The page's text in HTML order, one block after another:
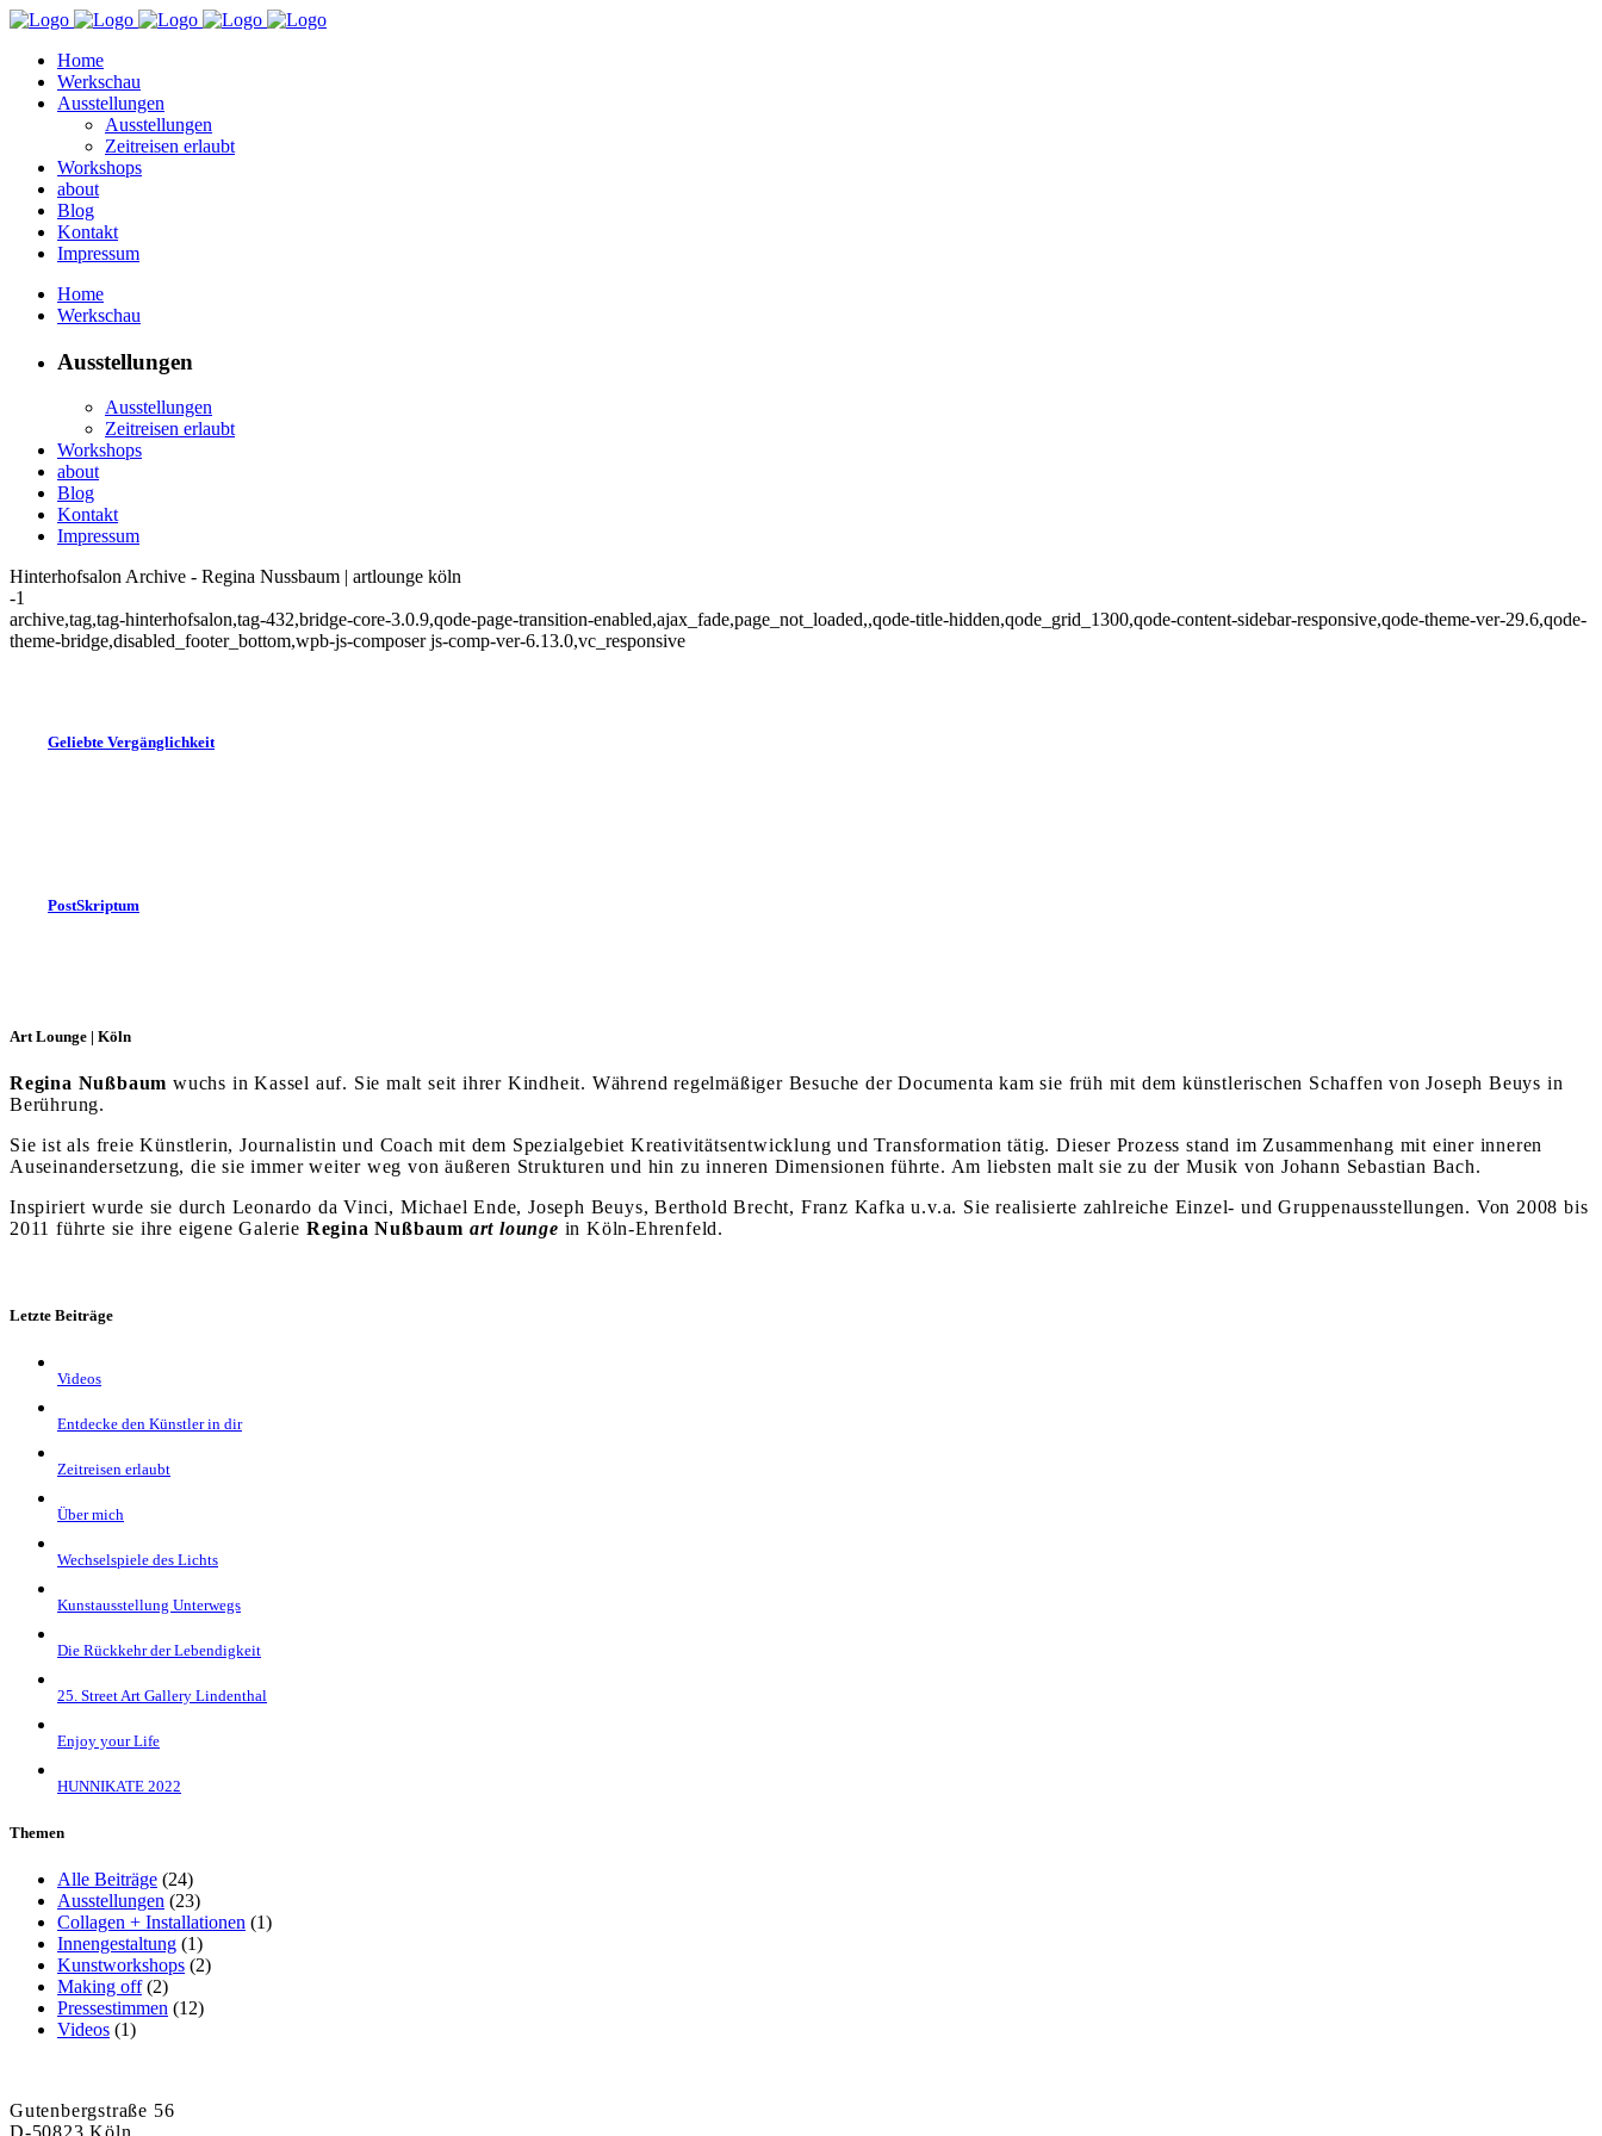
Home
Werkschau
Ausstellungen
Ausstellungen
Zeitreisen erlaubt
Workshops
about
Blog
Kontakt
Impressum
Home
Werkschau
Ausstellungen
Ausstellungen
Zeitreisen erlaubt
Workshops
about
Blog
Kontakt
Impressum
Hinterhofsalon Archive - Regina Nussbaum | artlounge köln
-1
archive,tag,tag-hinterhofsalon,tag-432,bridge-core-3.0.9,qode-page-transition-enabled,ajax_fade,page_not_loaded,,qode-title-hidden,qode_grid_1300,qode-content-sidebar-responsive,qode-theme-ver-29.6,qode-
theme-bridge,disabled_footer_bottom,wpb-js-composer js-comp-ver-6.13.0,vc_responsive
Geliebte Vergänglichkeit
PostSkriptum
Art Lounge | Köln
Regina Nußbaum wuchs in Kassel auf. Sie malt seit ihrer Kindheit. Während regelmäßiger Besuche der Documenta kam sie früh mit dem künstlerischen Schaffen von Joseph Beuys in
Berührung.
Sie ist als freie Künstlerin, Journalistin und Coach mit dem Spezialgebiet Kreativitätsentwicklung und Transformation tätig. Dieser Prozess stand im Zusammenhang mit einer inneren
Auseinandersetzung, die sie immer weiter weg von äußeren Strukturen und hin zu inneren Dimensionen führte. Am liebsten malt sie zu der Musik von Johann Sebastian Bach.
Inspiriert wurde sie durch Leonardo da Vinci, Michael Ende, Joseph Beuys, Berthold Brecht, Franz Kafka u.v.a. Sie realisierte zahlreiche Einzel- und Gruppenausstellungen. Von 2008 bis
2011 führte sie ihre eigene Galerie Regina Nußbaum art lounge in Köln-Ehrenfeld.
Letzte Beiträge
Videos
Entdecke den Künstler in dir
Zeitreisen erlaubt
Über mich
Wechselspiele des Lichts
Kunstausstellung Unterwegs
Die Rückkehr der Lebendigkeit
25. Street Art Gallery Lindenthal
Enjoy your Life
HUNNIKATE 2022
Themen
Alle Beiträge (24)
Ausstellungen (23)
Collagen + Installationen (1)
Innengestaltung (1)
Kunstworkshops (2)
Making off(2)
Pressestimmen (12)
Videos (1)
Gutenbergstraße 56
D-50823 Köln